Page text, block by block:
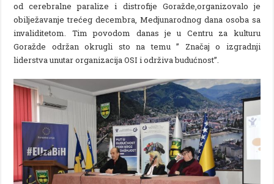
od cerebralne paralize i distrofije Goražde,organizovalo je
obilježavanje trećeg decembra, Medjunarodnog dana osoba sa
invaliditetom. Tim povodom danas je u Centru za kulturu
Goražde održan okrugli sto na temu ” Značaj o izgradnji
liderstva unutar organizacija OSI i održiva budućnost”.